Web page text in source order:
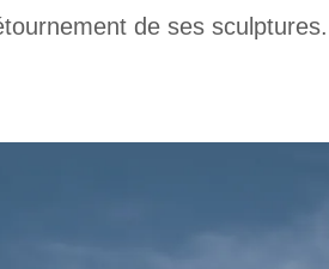
de ses sculptures.